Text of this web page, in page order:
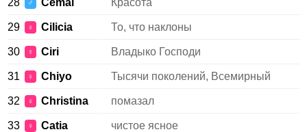
28 ♂ Cemal Красота
29 ♀ Cilicia То, что наклоны
30 ♀ Ciri Владыко Господи
31 ♀ Chiyo Тысячи поколений, Всемирный
32 ♀ Christina помазал
33 ♀ Catia чистое ясное